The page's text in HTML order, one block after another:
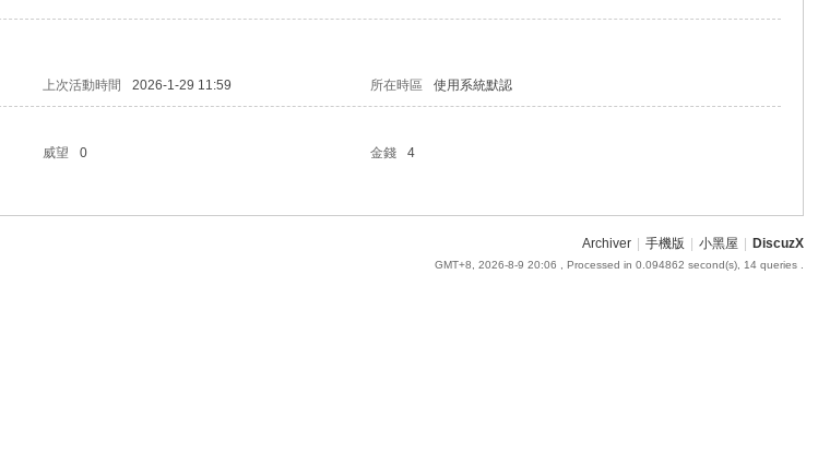
上次活動時間 2026-1-29 11:59 所在時區 使用系統默認
威望 0 金錢
4
Archiver 手機版 小黑屋 DiscuzX
GMT+8, 2026-8-9 20:06 , Processed in 0.094862 second(s), 14 queries .